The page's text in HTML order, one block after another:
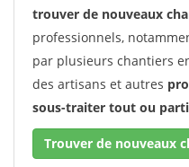
trouver de nouveaux
professionnels,
par plusieurs chantiers
des artisans et autres
sous-traiter tout ou
Trouver de nouveaux